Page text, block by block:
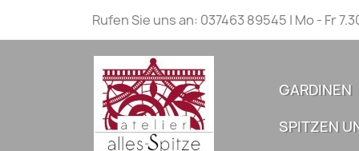
Rufen Sie uns an: 037463 89545 | Mo - Fr
GARDINEN
SPITZEN